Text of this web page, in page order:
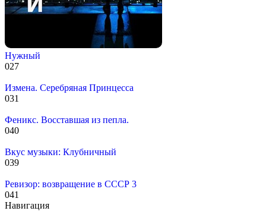
Нужный
027
Измена. Серебряная Принцесса
031
Феникс. Восставшая из пепла.
040
Вкус музыки: Клубничный
039
Ревизор: возвращение в СССР 3
041
Навигация